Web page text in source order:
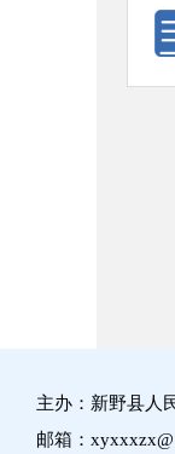
主办：新野县人
邮箱：